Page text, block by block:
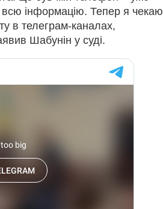
інформацію. Тепер я чекаю
в телеграм-каналах,
Шабунін у суді.